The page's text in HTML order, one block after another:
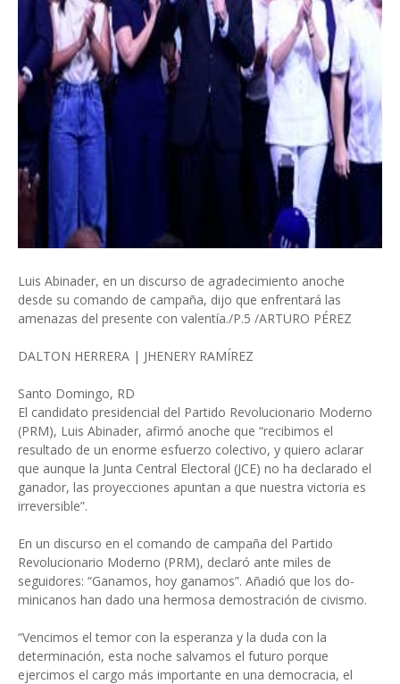
Luis Abinader, en un discurso de agradecimiento anoche
desde su comando de campaña, dijo que enfrentará las
amenazas del presente con valentía./P.5 /ARTURO PÉREZ
DALTON HERRERA | JHENERY RAMÍREZ
Santo Domingo, RD
El candidato presidencial del Partido Revolucionario Moderno
(PRM), Luis Abi­nader, afirmó anoche que “recibimos el
resultado de un enorme esfuerzo colec­tivo, y quiero aclarar
que aunque la Junta Central Electoral (JCE) no ha de­clarado el
ganador, las pro­yecciones apuntan a que nuestra victoria es
irrever­sible”.
En un discurso en el co­mando de campaña del Partido
Revolucionario Moderno (PRM), declaró ante miles de
seguidores: “Ganamos, hoy gana­mos”. Añadió que los do­
minicanos han dado una hermosa demostración de civismo.
“Vencimos el temor con la esperanza y la duda con la
determinación, esta no­che salvamos el futuro por­que
ejercimos el cargo más importante en una demo­cracia, el